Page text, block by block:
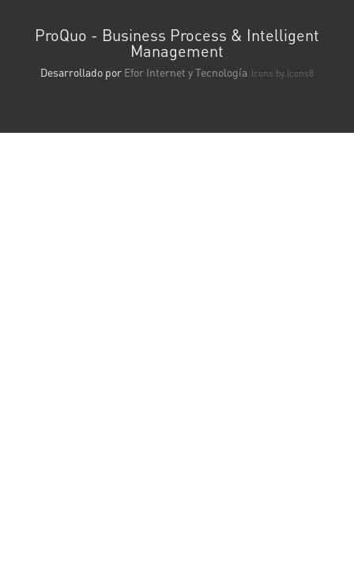
ProQuo - Business Process & Intelligent
Management
Desarrollado por Efor Internet y Tecnología Icons by Icons8